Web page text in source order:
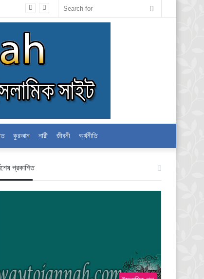
Search
কুরআন নারী জীবনী অর্থনীতি
প্রকাশিত